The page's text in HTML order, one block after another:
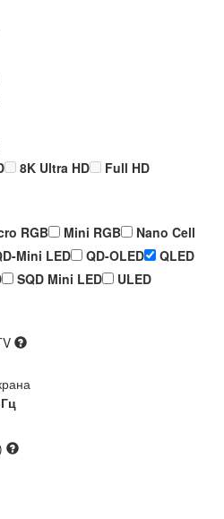
8K Ultra HD
Full HD
RGB Mini RGB
Nano Cell
Mini LED QD-OLED
QLED
SQD Mini LED
ULED